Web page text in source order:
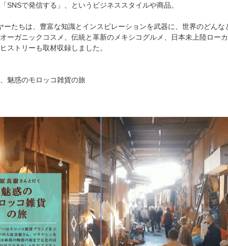
SNSで発信する」、というビジネススタイルや商品。
たちは、豊富な知識とインスピレーションを武器に、世界のどん
ーガニックコスメ、伝統と革新のメキシコグルメ、日本未上陸ロー
ストリーも取材収録しました。
魅惑のモロッコ雑貨の旅